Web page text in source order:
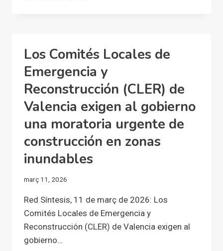
LLAUREM
FUTUR
Los Comités Locales de
Emergencia y
Reconstrucción (CLER) de
Valencia exigen al gobierno
una moratoria urgente de
construcción en zonas
inundables
març 11, 2026
Red Síntesis, 11 de març de 2026: Los
Comités Locales de Emergencia y
Reconstrucción (CLER) de Valencia exigen al
gobierno…